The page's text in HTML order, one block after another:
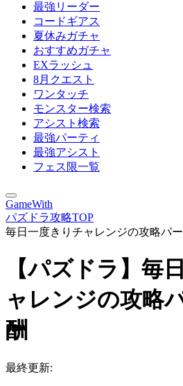
最強リーダー
コードギアス
夏休みガチャ
おすすめガチャ
EXラッシュ
8月クエスト
ワンタッチ
モンスター検索
アシスト検索
最強パーティ
最強アシスト
フェス限一覧
GameWith
パズドラ攻略TOP
毎日一度きりチャレンジの攻略パ
【パズドラ】毎
ャレンジの攻略
酬
最終更新: